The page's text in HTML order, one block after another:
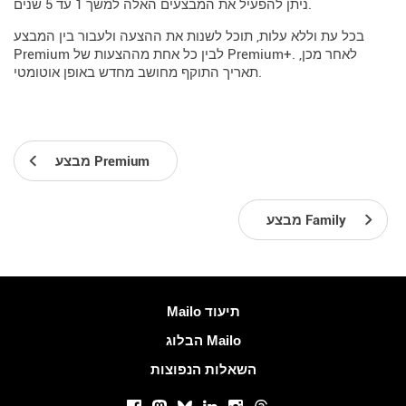
ניתן להפעיל את המבצעים האלה למשך 1 עד 5 שנים.
בכל עת וללא עלות, תוכל לשנות את ההצעה ולעבור בין המבצע
Premium לבין כל אחת מההצעות של Premium+. לאחר מכן,
תאריך התוקף מחושב מחדש באופן אוטומטי.
מבצע Premium
מבצע Family
Mailo תיעוד
הבלוג Mailo
השאלות הנפוצות